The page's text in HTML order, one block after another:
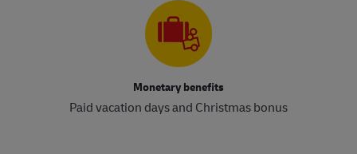
Monetary benefits
Paid vacation days and Christmas bonus